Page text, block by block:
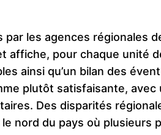
les agences régionales
affiche, pour chaque unité
ainsi qu’un bilan des
plutôt satisfaisante, avec
Des disparités
nord du pays où plusieurs